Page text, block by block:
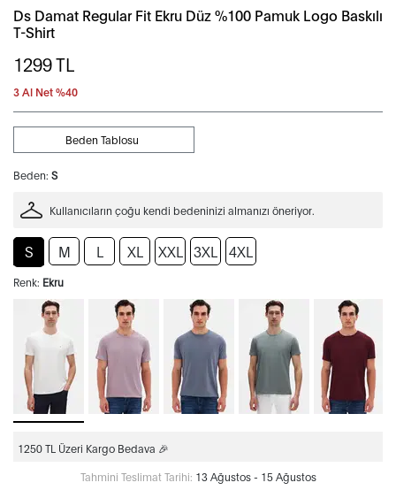
Ds Damat Regular Fit Ekru Düz %100 Pamuk Logo Baskılı
T-Shirt
1299TL
3 Al Net %40
Beden: S
Beden Tablosu
Kullanıcıların çoğu kendi bedeninizi almanızı öneriyor.
S M L XL XXL 3XL 4XL
Renk: Ekru
1250 TL Üzeri Kargo Bedava 🎉
Tahmini Teslimat Tarihi: 13 Ağustos - 15 Ağustos